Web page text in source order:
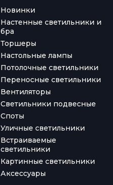
Новинки
Настенные светильники и
бра
Торшеры
Настольные лампы
Потолочные светильники
Переносные светильники
Вентиляторы
Светильники подвесные
Споты
Уличные светильники
Встраиваемые
светильники
Картинные светильники
Аксессуары